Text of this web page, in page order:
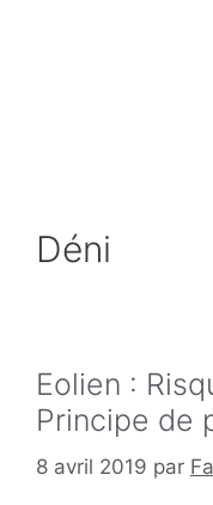
Déni
Eolien :
Principe de
8 avril 2019 par